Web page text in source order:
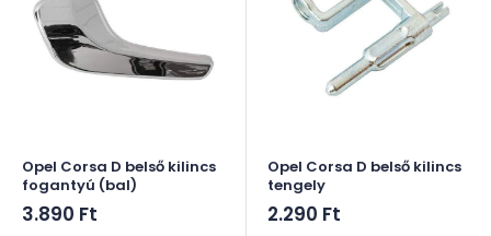
Opel Corsa D belső kilincs
fogantyú (bal)
Akciós
3.890 Ft
Opel Corsa D belső kilincs
tengely
Akciós
2.290 Ft